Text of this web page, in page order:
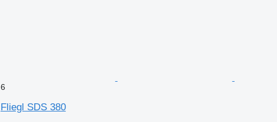
6
Fliegl SDS 380